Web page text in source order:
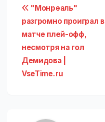
Навигация
по
записям
"Монреаль"
разгромно проиграл в
матче плей-офф,
несмотря на гол
Демидова |
VseTime.ru